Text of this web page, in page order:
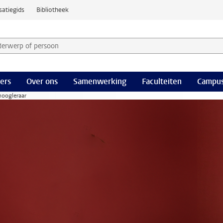
Bibliotheek
of persoon en selecteer categorie
Over ons Samenwerking Faculteiten